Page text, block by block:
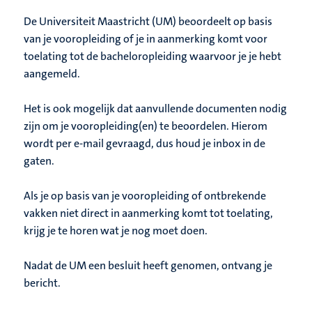
De Universiteit Maastricht (UM) beoordeelt op basis
van je vooropleiding of je in aanmerking komt voor
toelating tot de bacheloropleiding waarvoor je je hebt
aangemeld.
Het is ook mogelijk dat aanvullende documenten nodig
zijn om je vooropleiding(en) te beoordelen. Hierom
wordt per e-mail gevraagd, dus houd je inbox in de
gaten.
Als je op basis van je vooropleiding of ontbrekende
vakken niet direct in aanmerking komt tot toelating,
krijg je te horen wat je nog moet doen.
Nadat de UM een besluit heeft genomen, ontvang je
bericht.